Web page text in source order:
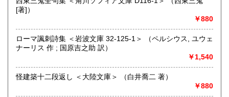
的「衣・食・住、アート、音楽、旅、 趣味、健康、文芸、経
済、社会、哲学、政治」 等の幅広いテーマを扱います。
「日本の古本屋」で販売している古本は、隣りの「文化磁場
油や」で一部展示販売も春～秋にしています、堀辰雄、立原
道造、加藤周一などのゆかりの土地柄です。信州にお越しの
沿線名：しなの鉄道
営業時間：12:00〜17:00
[著]）
￥880
ローマ諷刺詩集 ＜岩波文庫 32-125-1＞ （ペルシウス, ユウェ
ナーリス 作 ; 国原吉之助 訳）
￥1,540
怪建築十二段返し ＜大陸文庫＞ （白井喬二 著）
￥880